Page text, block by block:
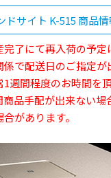
ドサイト K-515 商品情
了にて再入荷の予定
で配送日のご指定が
1週間程度のお時間を
品手配が出来ない場
があります。